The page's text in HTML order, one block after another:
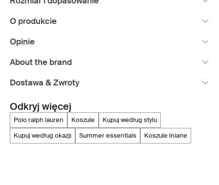
O produkcie
Opinie
About the brand
Dostawa & Zwroty
Odkryj więcej
polo ralph lauren koszule
kupuj według stylu
kupuj według okazji
summer essentials koszule lniane